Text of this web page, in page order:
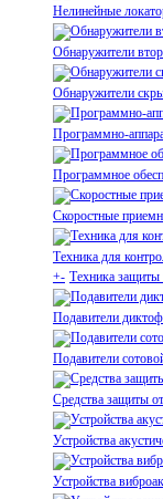
Нелинейные
Обнаружители
Обнаружители
Программно-
Программное
Скоростные
Техника для
+- Техника
Подавители
Подавители
Средства защиты
Устройства
Устройства